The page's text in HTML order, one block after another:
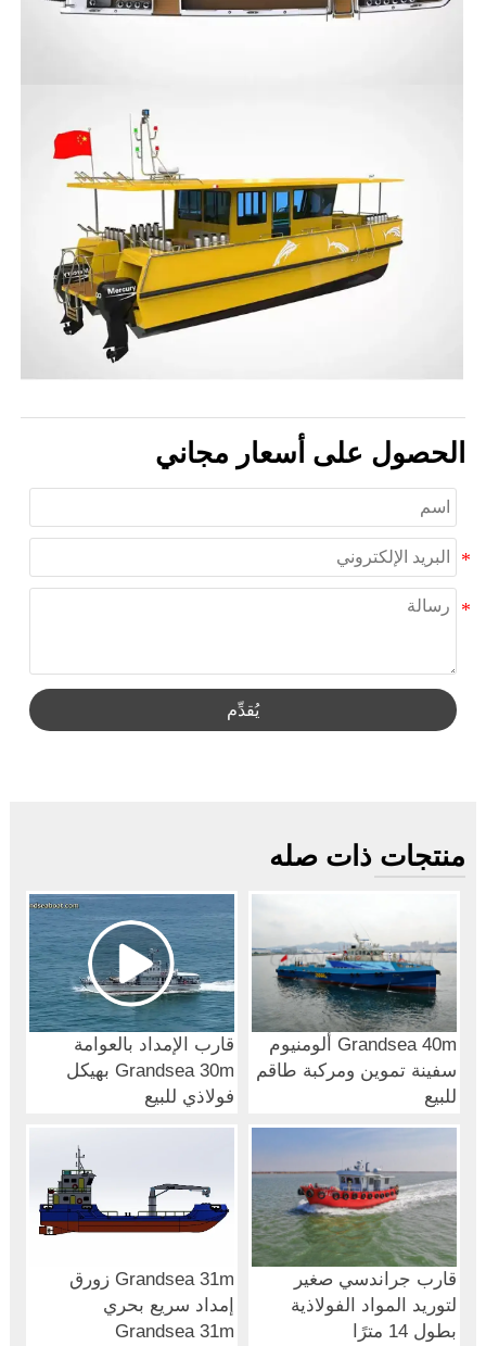
الحصول على أسعار مجاني
يُقدِّم
منتجات ذات صله
قارب الإمداد بالعوامة
Grandsea 30m بهيكل
فولاذي للبيع
Grandsea 40m ألومنيوم
سفينة تموين ومركبة طاقم
للبيع
Grandsea 31m زورق
إمداد سريع بحري
Grandsea 31m
قارب جراندسي صغير
لتوريد المواد الفولاذية
بطول 14 مترًا